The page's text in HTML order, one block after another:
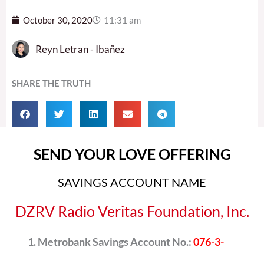
October 30, 2020 11:31 am
Reyn Letran - Ibañez
SHARE THE TRUTH
SEND YOUR LOVE OFFERING
SAVINGS ACCOUNT NAME
DZRV Radio Veritas Foundation, Inc.
Metrobank Savings Account No.:076-3-